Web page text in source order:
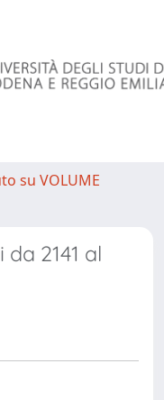
su VOLUME
2141 al